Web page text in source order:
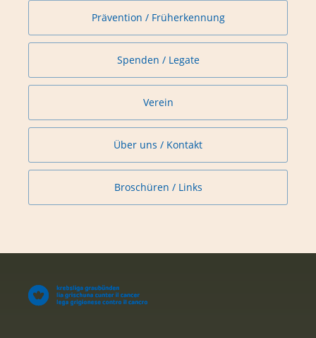
Prävention / Früherkennung
Spenden / Legate
Verein
Über uns / Kontakt
Broschüren / Links